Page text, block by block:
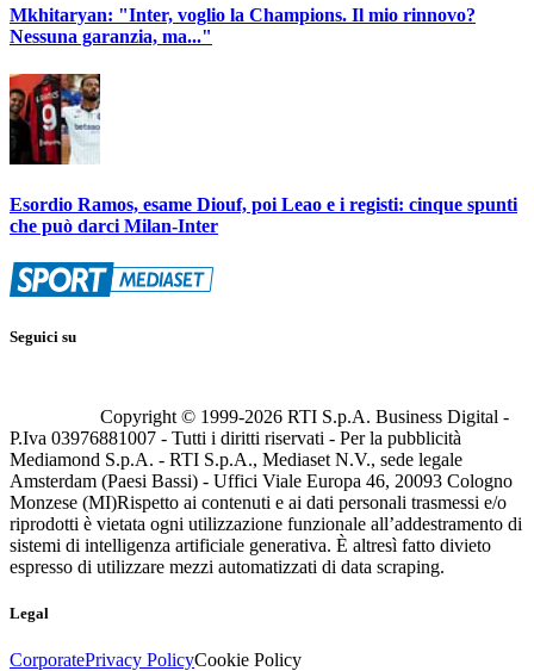
Mkhitaryan: "Inter, voglio la Champions. Il mio rinnovo?
Nessuna garanzia, ma..."
Esordio Ramos, esame Diouf, poi Leao e i registi: cinque spunti
che può darci Milan-Inter
Seguici su
Copyright © 1999-2026 RTI S.p.A. Business Digital -
P.Iva 03976881007 - Tutti i diritti riservati - Per la pubblicità
Mediamond S.p.A. - RTI S.p.A., Mediaset N.V., sede legale
Amsterdam (Paesi Bassi) - Uffici Viale Europa 46, 20093 Cologno
Monzese (MI)Rispetto ai contenuti e ai dati personali trasmessi e/o
riprodotti è vietata ogni utilizzazione funzionale all’addestramento di
sistemi di intelligenza artificiale generativa. È altresì fatto divieto
espresso di utilizzare mezzi automatizzati di data scraping.
Legal
CorporatePrivacy PolicyCookie Policy